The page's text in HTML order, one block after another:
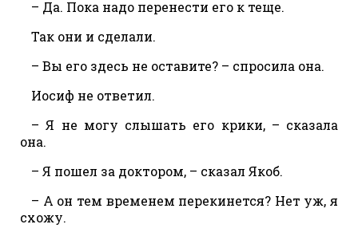
– Да. Пока надо перенести его к теще.
Так они и сделали.
– Вы его здесь не оставите? – спросила она.
Иосиф не ответил.
– Я не могу слышать его крики, – сказала
она.
– Я пошел за доктором, – сказал Якоб.
– А он тем временем перекинется? Нет уж, я
схожу.